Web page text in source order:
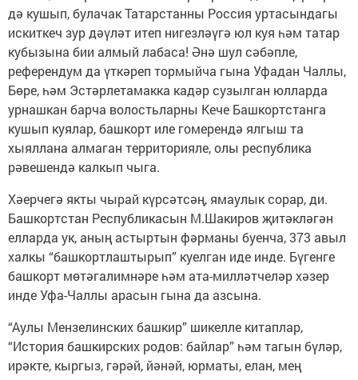
дә кушып, булачак Татарстанны Россия уртасындагы
искиткеч зур дәүләт итеп нигезләүгә юл куя һәм татар
кубызына бии алмый лабаса! Әнә шул сәбәпле,
референдум да үткәреп тормыйча гына Уфадан Чаллы,
Бөре, һәм Эстәрлетамакка кадәр сузылган юлларда
урнашкан барча волостьларны Кече Башкортстанга
кушып куялар, башкорт иле гомерендә ялгыш та
хыяллана алмаган территорияле, олы республика
рәвешендә калкып чыга.
Хәерчегә якты чырай күрсәтсәң, ямаулык сорар, ди.
Башкортстан Республикасын М.Шакиров җитәкләгән
елларда ук, аның астыртын фәрманы буенча, 373 авыл
халкы “башкортлаштырып” куелган иде инде. Бүгенге
башкорт мөтәгалимнәре һәм ата-милләтчеләр хәзер
инде Уфа-Чаллы арасын гына да азсына.
“Аулы Мензелинских башкир” шикелле китаплар,
“История башкирских родов: байлар” һәм тагын бүләр,
ирәкте, кыргыз, гәрәй, йәнәй, юрматы, елан, мең